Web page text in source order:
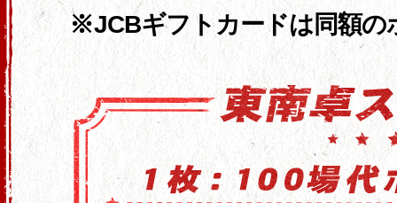
JCBギフトカードは同額